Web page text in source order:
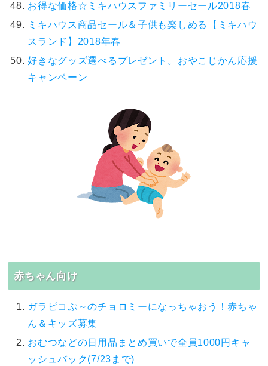
お得な価格☆ミキハウスファミリーセール2018春
ミキハウス商品セール＆子供も楽しめる【ミキハウ
スランド】2018年春
好きなグッズ選べるプレゼント。おやこじかん応援
キャンペーン
赤ちゃん向け
ガラピコぷ～のチョロミーになっちゃおう！赤ちゃ
ん＆キッズ募集
おむつなどの日用品まとめ買いで全員1000円キャ
ッシュバック(7/23まで)